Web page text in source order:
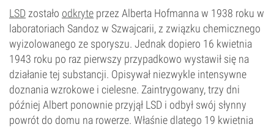
LSD zostało odkryte przez Alberta Hofmanna w 1938 roku w
laboratoriach Sandoz w Szwajcarii, z związku chemicznego
wyizolowanego ze sporyszu. Jednak dopiero 16 kwietnia
1943 roku po raz pierwszy przypadkowo wystawił się na
działanie tej substancji. Opisywał niezwykle intensywne
doznania wzrokowe i cielesne. Zaintrygowany, trzy dni
później Albert ponownie przyjął LSD i odbył swój słynny
powrót do domu na rowerze. Właśnie dlatego 19 kwietnia